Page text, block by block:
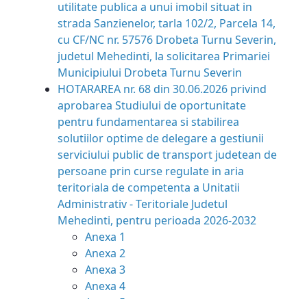
utilitate publica a unui imobil situat in
strada Sanzienelor, tarla 102/2, Parcela 14,
cu CF/NC nr. 57576 Drobeta Turnu Severin,
judetul Mehedinti, la solicitarea Primariei
Municipiului Drobeta Turnu Severin
HOTARAREA nr. 68 din 30.06.2026 privind
aprobarea Studiului de oportunitate
pentru fundamentarea si stabilirea
solutiilor optime de delegare a gestiunii
serviciului public de transport judetean de
persoane prin curse regulate in aria
teritoriala de competenta a Unitatii
Administrativ - Teritoriale Judetul
Mehedinti, pentru perioada 2026-2032
Anexa 1
Anexa 2
Anexa 3
Anexa 4